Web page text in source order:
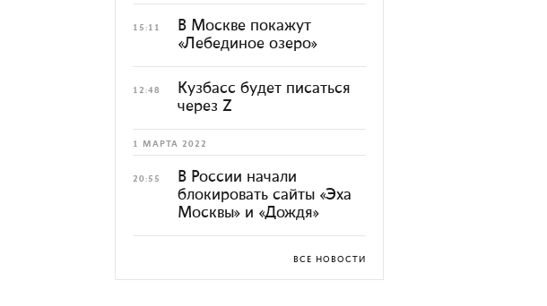
15:11
В Москве покажут
«Лебединое озеро»
12:48
Кузбасс будет писаться
через Z
1 МАРТА 2022
20:55
В России начали
блокировать сайты «Эха
Москвы» и «Дождя»
ВСЕ НОВОСТИ